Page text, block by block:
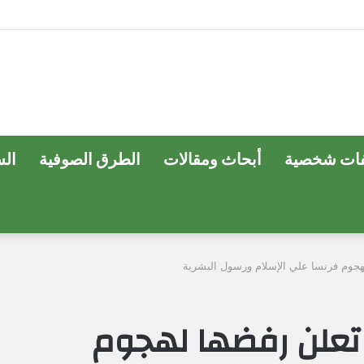
شخصية أبحاث ومقالات الطرق الصوفية
فرنسا علي الإسلام ورسول البشرية
تعلن رفضها لهجوم